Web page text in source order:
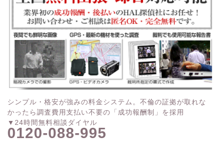
シンプル・格安が強みの料金システム。不倫の証拠が取れな
かったら調査費用支払い不要の「成功報酬制」を採用
▼24時間無料相談ダイヤル
0120-088-995